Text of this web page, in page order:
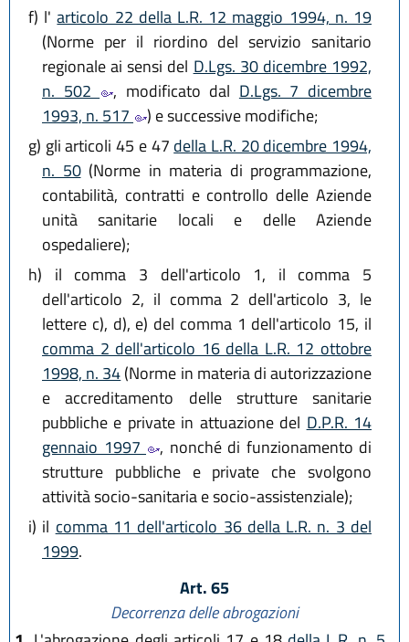
f) l'articolo 22 della L.R. 12 maggio 1994, n. 19
(Norme per il riordino del servizio sanitario
regionale ai sensi del D.Lgs. 30 dicembre 1992,
n. 502
, modificato dal D.Lgs. 7 dicembre
1993, n. 517
) e successive modifiche;
g) gli articoli 45 e 47 della L.R. 20 dicembre 1994,
n. 50(Norme in materia di programmazione,
contabilità, contratti e controllo delle Aziende
unità sanitarie locali e delle Aziende
ospedaliere);
h) il comma 3 dell'articolo 1, il comma 5
dell'articolo 2, il comma 2 dell'articolo 3, le
lettere c), d), e) del comma 1 dell'articolo 15, il
comma 2 dell'articolo 16 della L.R. 12 ottobre
1998, n. 34(Norme in materia di autorizzazione
e accreditamento delle strutture sanitarie
pubbliche e private in attuazione del D.P.R. 14
gennaio 1997
, nonché di funzionamento di
strutture pubbliche e private che svolgono
attività socio-sanitaria e socio-assistenziale);
i) il comma 11 dell'articolo 36 della L.R. n. 3 del
1999.
Art. 65
Decorrenza delle abrogazioni